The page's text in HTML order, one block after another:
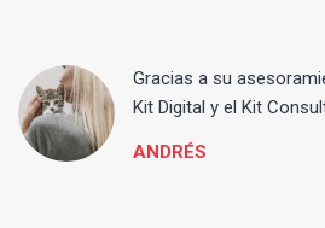
Gracias a su
Kit Digital y el Kit
ANDRÉS